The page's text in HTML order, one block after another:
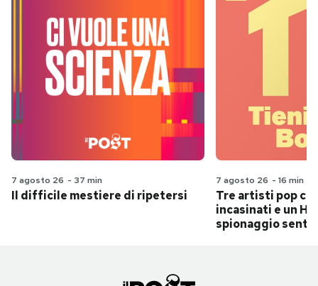
7 agosto 26 - 37 min
Il difficile mestiere di ripetersi
7 agosto 26 - 16 min
Tre artisti pop
incasinati e un
spionaggio